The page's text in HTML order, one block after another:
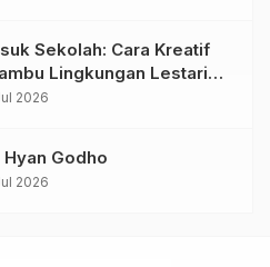
Sekolah: Cara Kreatif
Lingkungan Lestari
Anak Nasional di
2026
Godho
2026